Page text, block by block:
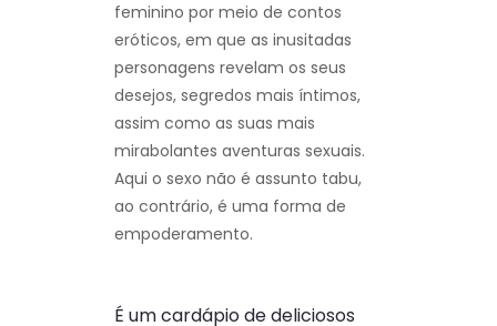
feminino por meio de contos
eróticos, em que as inusitadas
personagens revelam os seus
desejos, segredos mais íntimos,
assim como as suas mais
mirabolantes aventuras sexuais.
Aqui o sexo não é assunto tabu,
ao contrário, é uma forma de
empoderamento.
É um cardápio de deliciosos